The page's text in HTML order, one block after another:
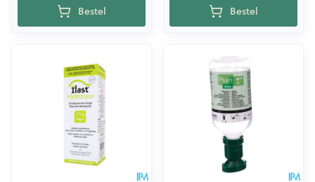
Bestel Bestel